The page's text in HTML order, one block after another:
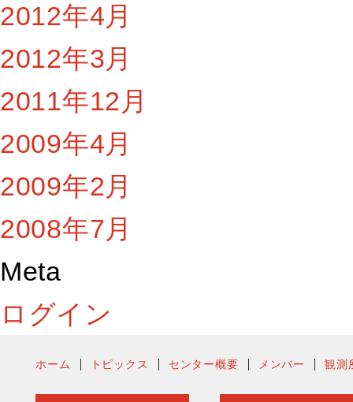
2012年4月
2012年3月
2011年12月
2009年4月
2009年2月
2008年7月
Meta
ログイン
ホーム トピックス センター概要 メンバー 観測